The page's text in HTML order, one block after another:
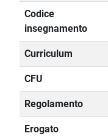
Codice
insegnamento
Curriculum
CFU
Regolamento
Erogato